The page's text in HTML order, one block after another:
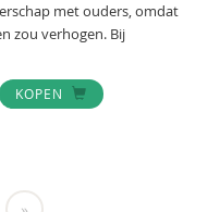
met ouders, omdat
zou verhogen. Bij
KOPEN